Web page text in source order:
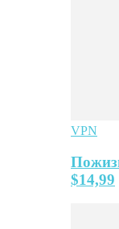
VPN
$14,99